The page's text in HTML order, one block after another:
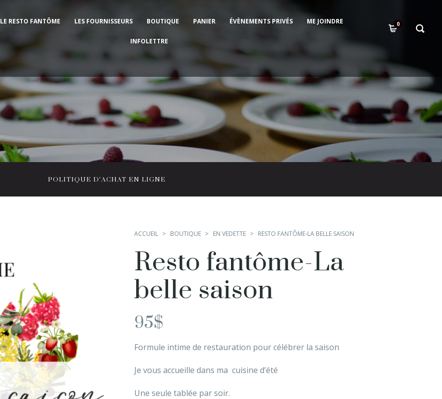
LE RESTO FANTÔME LES FOURNISSEURS BOUTIQUE PANIER ÉVÈNEMENTS PRIVÉS ME JOINDRE
INFOLETTRE
0
POLITIQUE D’ACHAT EN LIGNE
ACCUEIL BOUTIQUE EN VEDETTE RESTO FANTÔME-LA BELLE SAISON
Resto fantôme-La
belle saison
95$
Formule intime de restauration pour célébrer la saison
Je vous accueille dans ma cuisine d’été
Une seule tablée par soir.